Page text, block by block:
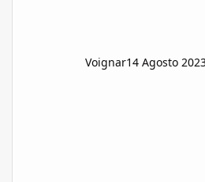
Voignar14 Agosto